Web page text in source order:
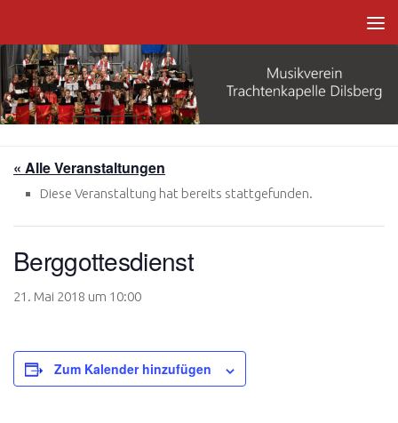
« Alle Veranstaltungen
Diese Veranstaltung hat bereits stattgefunden.
Berggottesdienst
21. Mai 2018 um 10:00
Zum Kalender hinzufügen